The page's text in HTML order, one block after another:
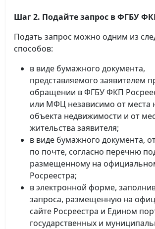
Шаг 2. Подайте запрос в ФГБУ
Подать запрос можно одним из
способов:
в виде бумажного документа,
представляемого заявителем
обращении в ФГБУ ФКП
или МФЦ независимо от места
объекта недвижимости и от
жительства заявителя;
в виде бумажного документа,
по почте, согласно перечню
размещенному на
Росреестра;
в электронной форме,
запроса, размещенную на
сайте Росреестра и Едином
государственных и